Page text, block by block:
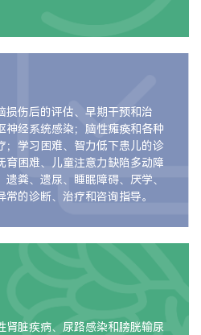
损伤后的评估、早期干预和治
神经系统感染；脑性瘫痪和各种
；学习困难、智力低下患儿的诊
育困难、儿童注意力缺陷多动障
粪、遗尿、睡眠障碍、厌学、
的诊断、治疗和咨询指导。
肾脏疾病、尿路感染和膀胱输尿